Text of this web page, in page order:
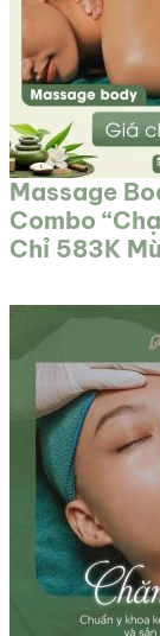
Massage
Combo
Chỉ 583K